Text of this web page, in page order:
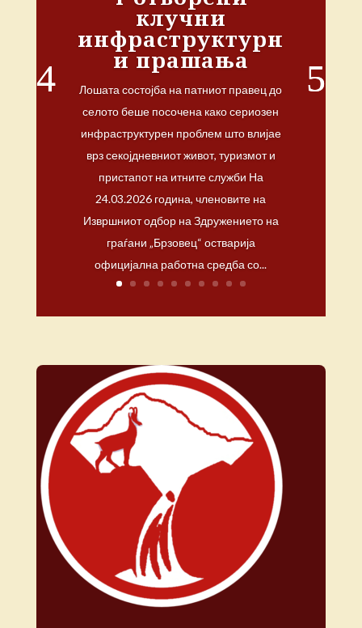
клучни
инфраструктурн
и прашања
Лошата состојба на патниот правец до
селото беше посочена како сериозен
инфраструктурен проблем што влијае
врз секојдневниот живот, туризмот и
пристапот на итните служби На
24.03.2026 година, членовите на
Извршниот одбор на Здружението на
граѓани „Брзовец“ остварија
официјална работна средба со...